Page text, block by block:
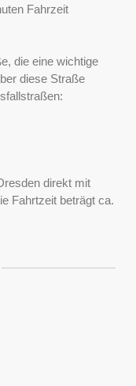
Fahrzeit
die eine wichtige
diese Straße
direkt mit
Fahrtzeit beträgt ca.